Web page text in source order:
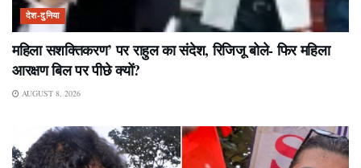
देश-दुनिया
महिला सशक्तिकरण’ पर राहुल का संदेश, रिजिजू बोले- फिर महिला
आरक्षण बिल पर पीछे क्यों?
AUGUST 8, 2026